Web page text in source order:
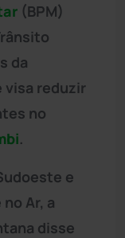
(BPM)
da
visa reduzir
no
.
e
Ar, a
disse